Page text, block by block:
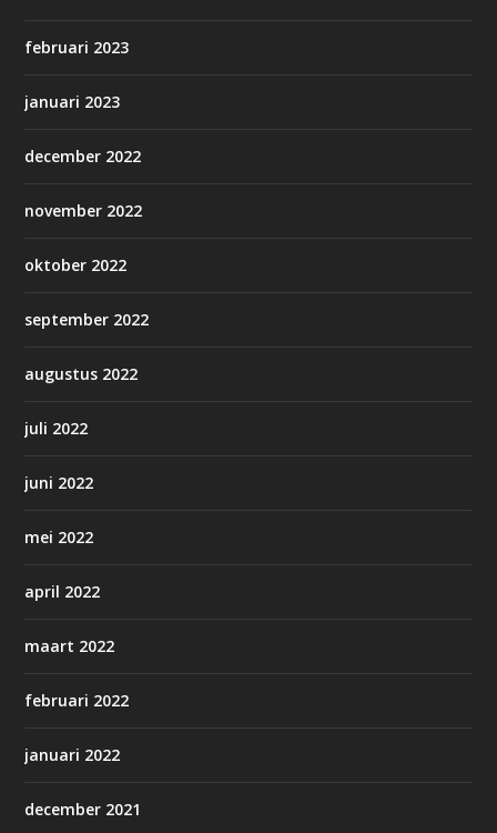
februari 2023
januari 2023
december 2022
november 2022
oktober 2022
september 2022
augustus 2022
juli 2022
juni 2022
mei 2022
april 2022
maart 2022
februari 2022
januari 2022
december 2021